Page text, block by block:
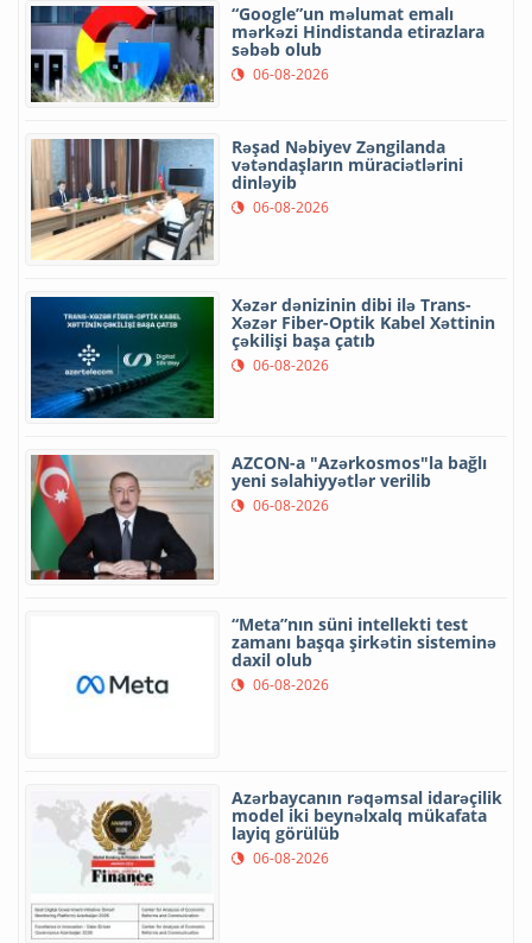
“Google”un məlumat emalı
mərkəzi Hindistanda etirazlara
səbəb olub
06-08-2026
Rəşad Nəbiyev Zəngilanda
vətəndaşların müraciətlərini
dinləyib
06-08-2026
Xəzər dənizinin dibi ilə Trans-
Xəzər Fiber-Optik Kabel Xəttinin
çəkilişi başa çatıb
06-08-2026
AZCON-a "Azərkosmos"la bağlı
yeni səlahiyyətlər verilib
06-08-2026
“Meta”nın süni intellekti test
zamanı başqa şirkətin sisteminə
daxil olub
06-08-2026
Azərbaycanın rəqəmsal idarəçilik
model iki beynəlxalq mükafata
layiq görülüb
06-08-2026